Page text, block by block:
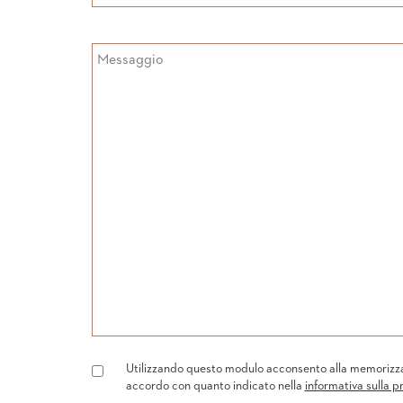
Utilizzando questo modulo acconsento alla
accordo con quanto indicato nella informativa sulla